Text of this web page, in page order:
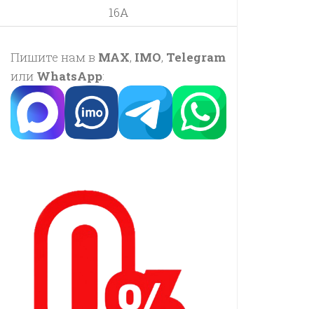
16A
Пишите нам в MAX, IMO, Telegram
или WhatsApp: